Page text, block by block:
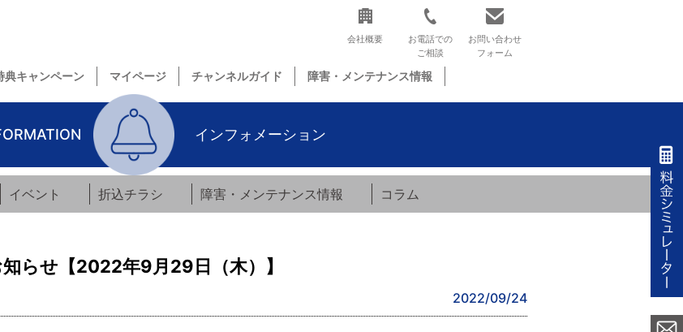
会社概要
お電話での
ご相談
お問い合わせ
フォーム
典キャンペーン マイページ チャンネルガイド 障害・メンテナンス情報
インフォメーション
イベント 折込チラシ 障害・メンテナンス情報 コラム
らせ【2022年9月29日（木）】
2022/09/24